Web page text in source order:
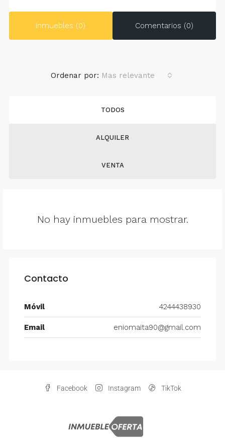
Inmuebles (0) Comentarios (0)
TODOS
ALQUILER
VENTA
Ordenar por: Mas relevante
No hay inmuebles para mostrar.
Contacto
Móvil 4244438930
Email eniomaita90@gmail.com
Facebook Instagram TikTok